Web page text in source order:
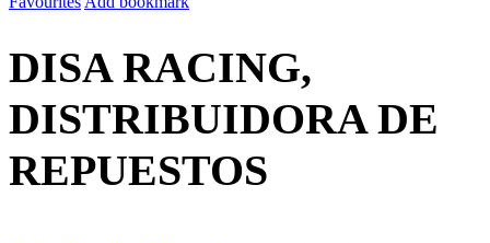
DISA RACING,
DISTRIBUIDORA DE
REPUESTOS